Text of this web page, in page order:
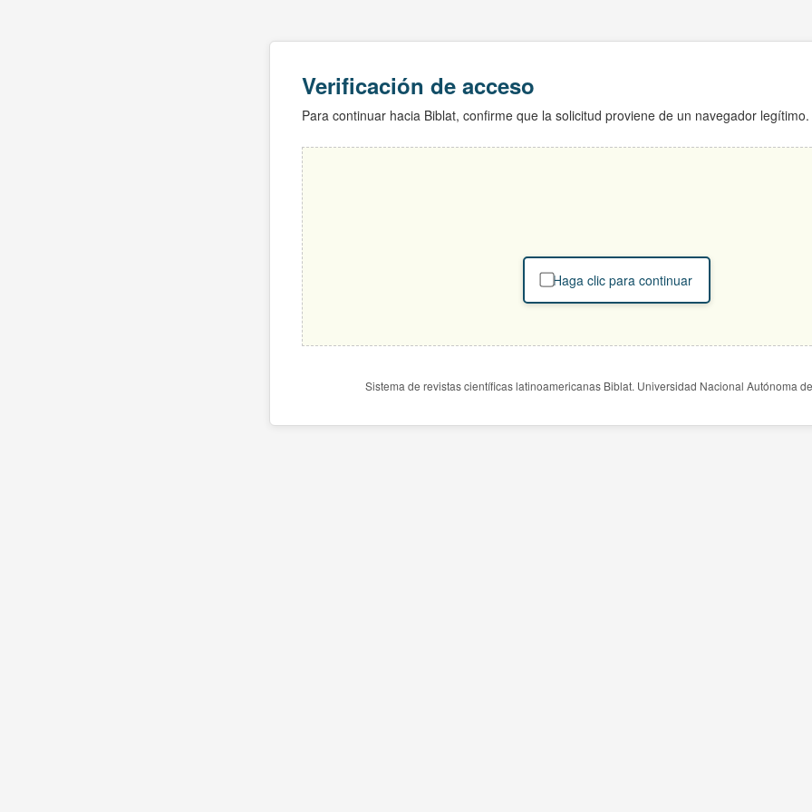
Verificación de acceso
Para continuar hacia Biblat, confirme que la solicitud proviene de un navegador legítimo.
Haga clic para continuar
Sistema de revistas científicas latinoamericanas Biblat. Universidad Nacional Autónoma